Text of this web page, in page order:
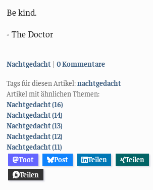
Be kind.
- The Doctor
Kategorien:
Nachtgedacht 0 Kommentare
Tags für diesen Artikel:nachtgedacht
Artikel mit ähnlichen Themen:
Nachtgedacht (16)
Nachtgedacht (14)
Nachtgedacht (13)
Nachtgedacht (12)
Nachtgedacht (11)
Toot
Post Teilen Teilen
Teilen